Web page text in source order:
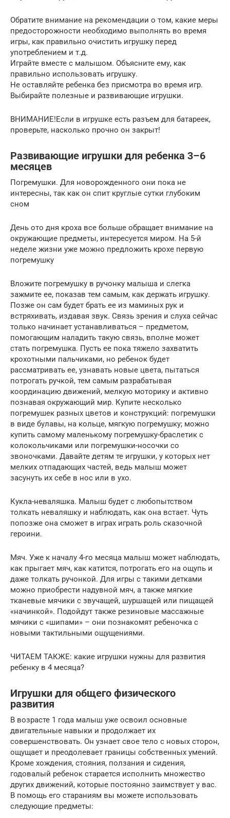
Обратите внимание на рекомендации о том, какие меры
предосторожности необходимо выполнять во время
игры, как правильно очистить игрушку перед
употреблением и т.д.
Играйте вместе с малышом. Объясните ему, как
правильно использовать игрушку.
Не оставляйте ребенка без присмотра во время игр.
Выбирайте полезные и развивающие игрушки.
ВНИМАНИЕ!Если в игрушке есть разъем для батареек,
проверьте, насколько прочно он закрыт!
Развивающие игрушки для ребенка 3–6
месяцев
Погремушки. Для новорожденного они пока не
интересны, так как он спит круглые сутки глубоким
сном
День ото дня кроха все больше обращает внимание на
окружающие предметы, интересуется миром. На 5-й
неделе жизни уже можно предложить крохе первую
погремушку
Вложите погремушку в ручонку малыша и слегка
зажмите ее, показав тем самым, как держать игрушку.
Позже он сам будет брать ее из маминых рук и
встряхивать, издавая звук. Связь зрения и слуха сейчас
только начинает устанавливаться – предметом,
помогающим наладить такую связь, вполне может
стать погремушка. Пусть ее пока тяжело захватить
крохотными пальчиками, но ребенок будет
рассматривать ее, узнавать новые цвета, пытаться
потрогать ручкой, тем самым разрабатывая
координацию движений, мелкую моторику и активно
познавая окружающий мир. Купите несколько
погремушек разных цветов и конструкций: погремушки
в виде булавы, на кольце, мягкую погремушку; можно
купить самому маленькому погремушку-браслетик с
колокольчиками или погремушки-носочки со
звоночками. Давайте детям те игрушки, у которых нет
мелких отпадающих частей, ведь малыш может
засунуть их себе в нос или в ухо.
Кукла-неваляшка. Малыш будет с любопытством
толкать неваляшку и наблюдать, как она встает. Чуть
попозже она сможет в играх играть роль сказочной
героини.
Мяч. Уже к началу 4-го месяца малыш может наблюдать,
как прыгает мяч, как катится, потрогать его на ощупь и
даже толкать ручонкой. Для игры с такими детками
можно приобрести надувной мяч, а также мягкие
тканевые мячики с звучащей, шуршащей или пищащей
«начинкой». Подойдут также резиновые массажные
мячики с «шипами» – они познакомят ребеночка с
новыми тактильными ощущениями.
ЧИТАЕМ ТАКЖЕ: какие игрушки нужны для развития
ребенку в 4 месяца?
Игрушки для общего физического
развития
В возрасте 1 года малыш уже освоил основные
двигательные навыки и продолжает их
совершенствовать. Он узнает свое тело с новых сторон,
ощущает и преодолевает границы собственных умений.
Кроме хождения, стояния, ползания и сидения,
годовалый ребенок старается исполнить множество
других движений, которые постоянно заимствует у вас.
В помощь его стараниям вы можете использовать
следующие предметы: